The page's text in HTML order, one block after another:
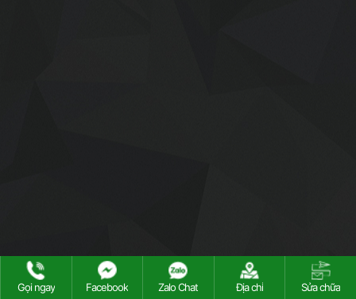
© Copyright 2015 by Phố Bóng Bàn. All rights reserved.
Gọi ngay Facebook Zalo Chat Địa chỉ Sửa chữa